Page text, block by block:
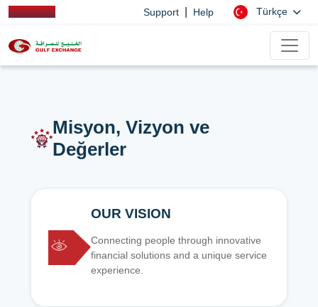
Support Help Türkçe
Misyon, Vizyon ve
Değerler
OUR VISION
Connecting people through innovative
financial solutions and a unique service
experience.